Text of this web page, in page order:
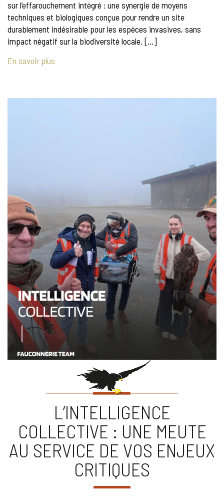
sur l’effarouchement intégré : une synergie de moyens
techniques et biologiques conçue pour rendre un site
durablement indésirable pour les espèces invasives, sans
impact négatif sur la biodiversité locale. […]
En savoir plus
L’INTELLIGENCE
COLLECTIVE : UNE MEUTE
AU SERVICE DE VOS ENJEUX
CRITIQUES